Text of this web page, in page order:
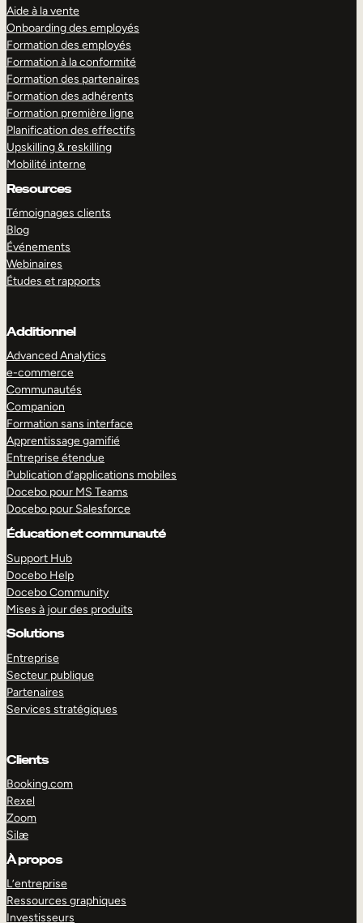
Aide à la vente
Onboarding des employés
Formation des employés
Formation à la conformité
Formation des partenaires
Formation des adhérents
Formation première ligne
Planification des effectifs
Upskilling & reskilling
Mobilité interne
Resources
Témoignages clients
Blog
Événements
Webinaires
Études et rapports
Additionnel
Advanced Analytics
e-commerce
Communautés
Companion
Formation sans interface
Apprentissage gamifié
Entreprise étendue
Publication d’applications mobiles
Docebo pour MS Teams
Docebo pour Salesforce
Éducation et communauté
Support Hub
Docebo Help
Docebo Community
Mises à jour des produits
Solutions
Entreprise
Secteur publique
Partenaires
Services stratégiques
Clients
Booking.com
Rexel
Zoom
Silæ
À propos
L’entreprise
Ressources graphiques
Investisseurs